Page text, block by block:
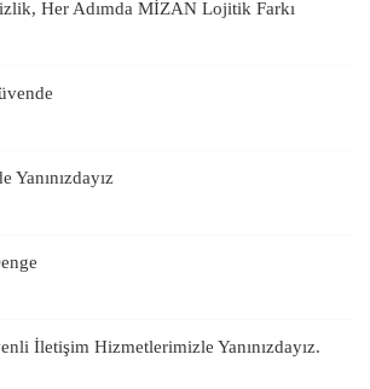
Her Adımda MİZAN Lojitik Farkı
Yanınızdayız
İletişim Hizmetlerimizle Yanınızdayız.